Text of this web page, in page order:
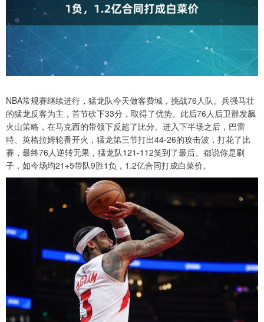
NBA常规赛继续进行，猛龙队今天做客费城，挑战76人队。兵强马壮
的猛龙反客为主，首节砍下33分，取得了优势。此后76人后卫群发飙
火山策略，在马克西的带领下反超了比分。进入下半场之后，巴雷
特、英格拉姆轮番开火，猛龙第三节打出44-26的攻击波，打花了比
赛，最终76人逆转无果，猛龙队121-112笑到了最后。都说你是刷
子，如今场均21+5带队9胜1负，1.2亿合同打成白菜价。